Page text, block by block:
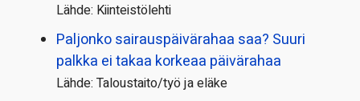
Lähde: Kiinteistölehti
Paljonko sairauspäivä­rahaa saa? Suuri
palkka ei takaa korkeaa päivärahaa
Lähde: Taloustaito/työ ja eläke